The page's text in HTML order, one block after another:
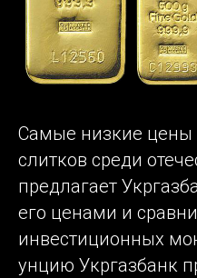
Самые низкие цены
слитков среди
предлагает
его ценами и
инвестиционных
унцию Укргазбанк